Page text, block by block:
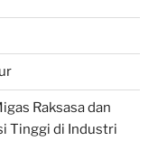
Raksasa dan
Tinggi di Industri